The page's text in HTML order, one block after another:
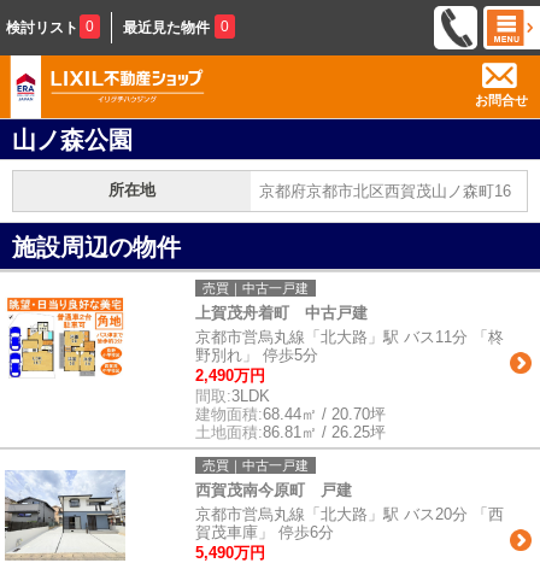
検討リスト 0 最近見た物件 0
お問合せ
山ノ森公園
所在地 京都府京都市北区西賀茂山ノ森町16
施設周辺の物件
売買｜中古一戸建
上賀茂舟着町 中古戸建
京都市営烏丸線「北大路」駅 バス11分 「柊
野別れ」 停歩5分
2,490万円
間取:3LDK
建物面積:68.44㎡ / 20.70坪
土地面積:86.81㎡ / 26.25坪
売買｜中古一戸建
西賀茂南今原町 戸建
京都市営烏丸線「北大路」駅 バス20分 「西
賀茂車庫」 停歩6分
5,490万円